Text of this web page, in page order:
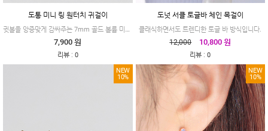
도통 미니 링 원터치 귀걸이
귓볼을 앙증맞게 감싸주는 7mm 골드 볼륨 미니 링
7,900 원
리뷰: 0
도넛 서클 토글바 체인 목걸이
클래식하면서도 트렌디한 토글 바 방식입니다.
12,000 10,800 원
리뷰 :0
NEW
10%
NEW
10%